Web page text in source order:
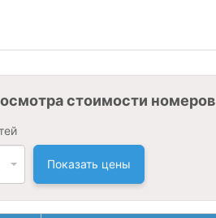
стоимости номеров
Показать цены